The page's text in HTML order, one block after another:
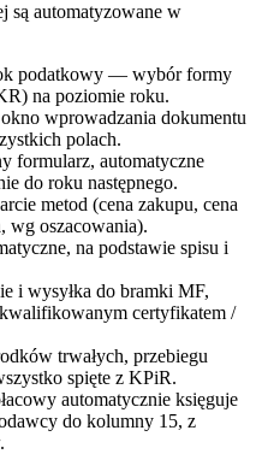
są automatyzowane w
podatkowy — wybór formy
na poziomie roku.
wprowadzania dokumentu
polach.
formularz, automatyczne
do roku następnego.
metod (cena zakupu, cena
wg oszacowania).
na podstawie spisu i
i wysyłka do bramki MF,
certyfikatem /
trwałych, przebiegu
spięte z KPiR.
automatycznie księguje
do kolumny 15, z